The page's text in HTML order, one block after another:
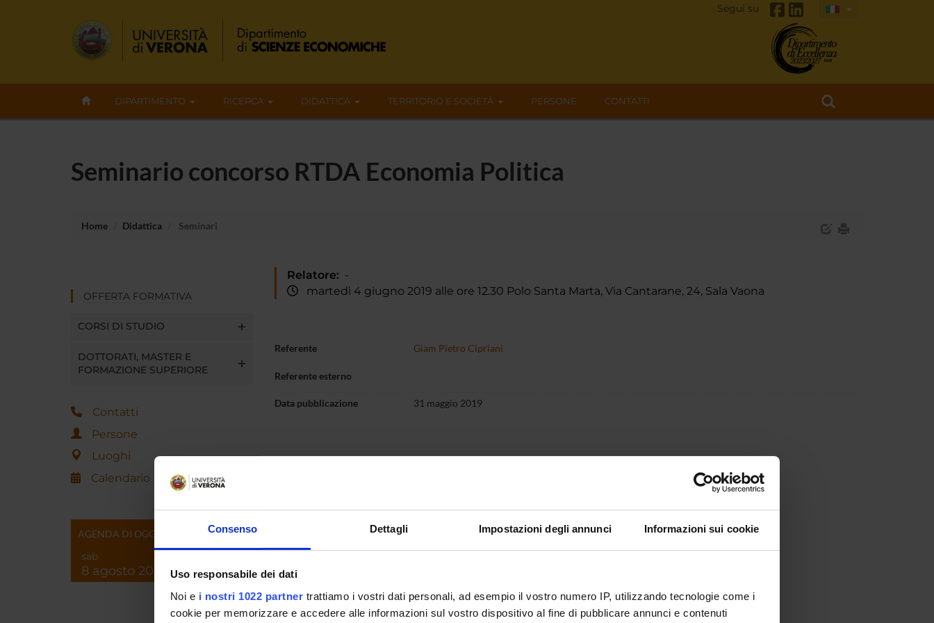
Consenso Dettagli Impostazioni degli annunci Informazioni sui cookie
Uso responsabile dei dati
Noi e i nostri 1022 partner trattiamo i vostri dati personali, ad esempio il vostro numero IP, utilizzando tecnologie come i
cookie per memorizzare e accedere alle informazioni sul vostro dispositivo al fine di pubblicare annunci e contenuti
Segui su
DIPARTIMENTO RICERCA DIDATTICA TERRITORIO E SOCIETÀ PERSONE CONTATTI
Seminario concorso RTDA Economia Politica
Home Didattica Seminari
OFFERTA FORMATIVA
CORSI DI STUDIO
DOTTORATI, MASTER E
FORMAZIONE SUPERIORE
Contatti
Persone
Luoghi
Calendario
AGENDA DI OGGI
sab
8 agosto 2026
Relatore: -
martedì 4 giugno 2019 alle ore 12.30 Polo Santa Marta, Via Cantarane, 24, Sala Vaona
Referente Giam Pietro Cipriani
Referente esterno
Data pubblicazione 31 maggio 2019